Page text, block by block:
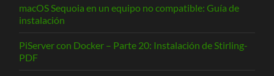
macOS Sequoia en un equipo no compatible: Guía de
instalación
PiServer con Docker – Parte 20: Instalación de Stirling-
PDF